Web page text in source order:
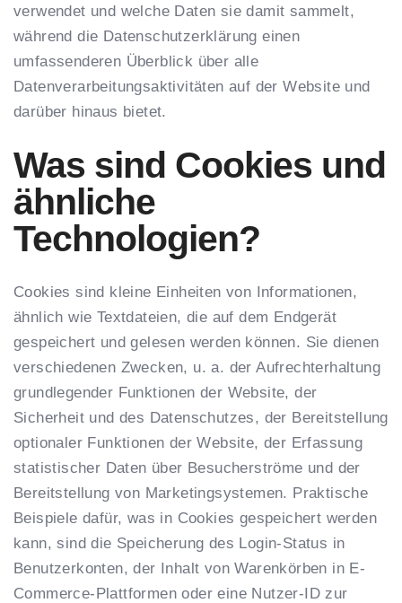
verwendet und welche Daten sie damit sammelt,
während die Datenschutzerklärung einen
umfassenderen Überblick über alle
Datenverarbeitungsaktivitäten auf der Website und
darüber hinaus bietet.
Was sind Cookies und
ähnliche
Technologien?
Cookies sind kleine Einheiten von Informationen,
ähnlich wie Textdateien, die auf dem Endgerät
gespeichert und gelesen werden können. Sie dienen
verschiedenen Zwecken, u. a. der Aufrechterhaltung
grundlegender Funktionen der Website, der
Sicherheit und des Datenschutzes, der Bereitstellung
optionaler Funktionen der Website, der Erfassung
statistischer Daten über Besucherströme und der
Bereitstellung von Marketingsystemen. Praktische
Beispiele dafür, was in Cookies gespeichert werden
kann, sind die Speicherung des Login-Status in
Benutzerkonten, der Inhalt von Warenkörben in E-
Commerce-Plattformen oder eine Nutzer-ID zur